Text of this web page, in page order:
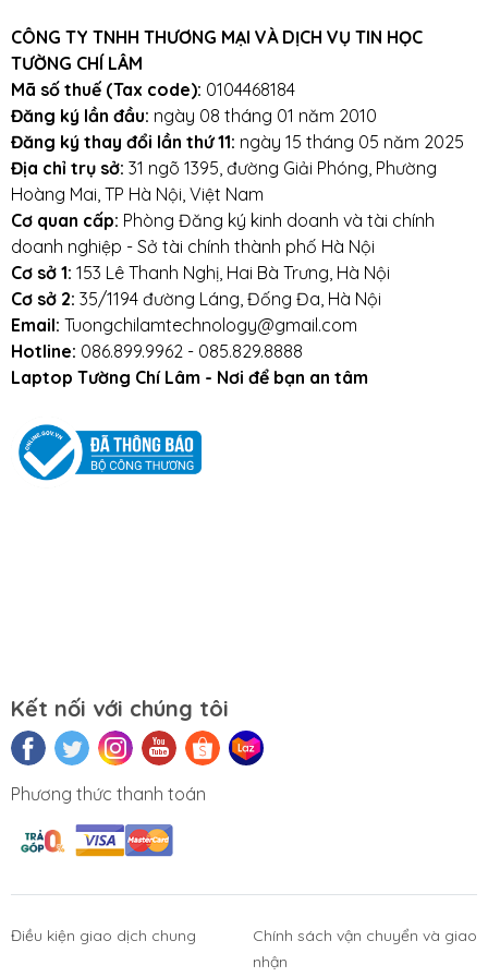
Thiết Bị Điện
chất lượng cao. Với tiêu chí chất lượng là
hàng đầu, chúng thôi cam kết không bán
hàng kém chất lượng, gây ảnh hưởng
đến laptop của khách hàng.Tường Chí
Lâm – Điểm 10 cho sự tin cậy
Lưu ý khi sử dụng pin laptop:
Tránh pin bị va đập, rơi vỡ, móp méo, tác
động vật lý bên ngoài vào
Tránh pin tiếp xúc với nước.
Tắt các ứng dụng không cần thiết khi sử dụng
laptop.
Tắt máy khi không sử dụng.
Đồng Tâm- Quận Hai Bà Trưng- Hà Nội.
Website: https://tuongchilam.com
CÔNG TY TNHH THƯƠNG MẠI VÀ DỊCH VỤ TIN HỌC
TƯỜNG CHÍ LÂM
Mã số thuế (Tax code): 0104468184
Đăng ký lần đầu: ngày 08 tháng 01 năm 2010
Đăng ký thay đổi lần thứ 11: ngày 15 tháng 05 năm 2025
Địa chỉ trụ sở: 31 ngõ 1395, đường Giải Phóng, Phường
Hoàng Mai, TP Hà Nội, Việt Nam
Cơ quan cấp: Phòng Đăng ký kinh doanh và tài chính
doanh nghiệp - Sở tài chính thành phố Hà Nội
Cơ sở 1: 153 Lê Thanh Nghị, Hai Bà Trưng, Hà Nội
Cơ sở 2: 35/1194 đường Láng, Đống Đa, Hà Nội
Email: Tuongchilamtechnology@gmail.com
Hotline: 086.899.9962 - 085.829.8888
Laptop Tường Chí Lâm - Nơi để bạn an tâm
Kết nối với chúng tôi
Phương thức thanh toán
Điều kiện giao dịch chung
Chính sách vận chuyển và giao
nhận